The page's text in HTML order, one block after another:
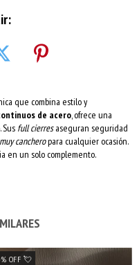
que combina estilo y
de acero , ofrece una
full cierresaseguran seguridad
muy cancheropara cualquier ocasión.
en un solo complemento.
OFF 💘